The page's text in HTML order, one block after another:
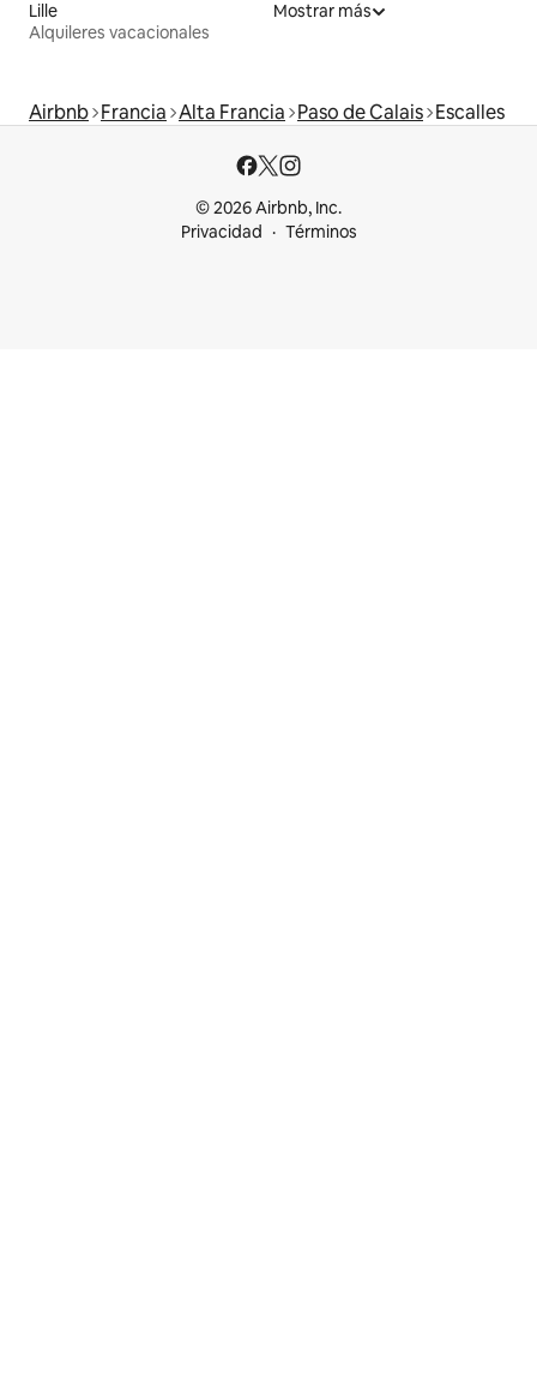
Lille
Alquileres vacacionales
Mostrar más
Airbnb Francia Alta Francia Paso de Calais Escalles
© 2026 Airbnb, Inc.
Privacidad
Términos